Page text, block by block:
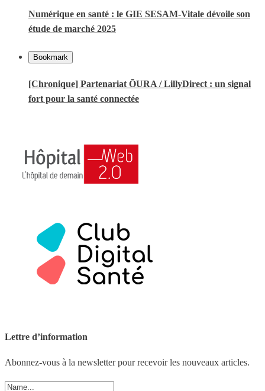
Numérique en santé : le GIE SESAM-Vitale dévoile son
étude de marché 2025
Bookmark
[Chronique] Partenariat ŌURA / LillyDirect : un signal
fort pour la santé connectée
Lettre d’information
Abonnez-vous à la newsletter pour recevoir les nouveaux articles.